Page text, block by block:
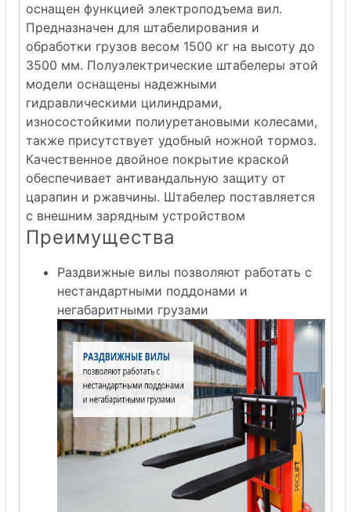
оснащен функцией электроподъема вил.
Предназначен для штабелирования и
обработки грузов весом 1500 кг на высоту до
3500 мм. Полуэлектрические штабелеры этой
модели оснащены надежными
гидравлическими цилиндрами,
износостойкими полиуретановыми колесами,
также присутствует удобный ножной тормоз.
Качественное двойное покрытие краской
обеспечивает антивандальную защиту от
царапин и ржавчины. Штабелер поставляется
с внешним зарядным устройством
Преимущества
Раздвижные вилы позволяют работать с
нестандартными поддонами и
негабаритными грузами